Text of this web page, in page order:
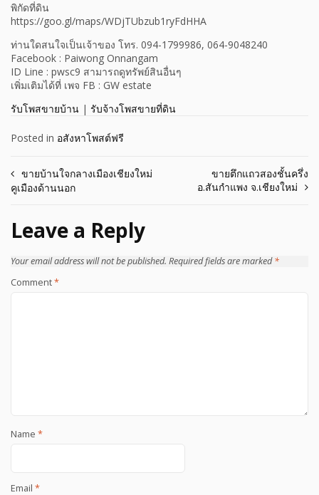
พิกัดที่ดิน
https://goo.gl/maps/WDjTUbzub1ryFdHHA
ท่านใดสนใจเป็นเจ้าของ โทร. 094-1799986, 064-9048240
Facebook : Paiwong Onnangam
ID Line : pwsc9 สามารถดูทรัพย์สินอื่นๆ
เพิ่มเติมได้ที่ เพจ FB : GW estate
รับโพสขายบ้าน | รับจ้างโพสขายที่ดิน
Posted in อสังหาโพสต์ฟรี
Post
navigation
ขายบ้านใจกลางเมืองเชียงใหม่
คูเมืองด้านนอก
ขายตึกแถวสองชั้นครึ่ง
อ.สันกำแพง จ.เชียงใหม่
Leave a Reply
Your email address will not be published. Required fields are marked*
Comment*
Name *
Email *